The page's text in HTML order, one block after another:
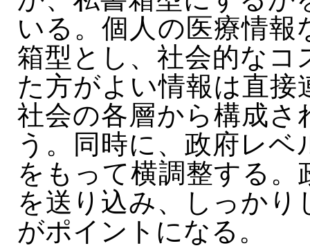
いる。個人の医療情
箱型とし、社会的なコ
た方がよい情報は直
社会の各層から構成さ
う。同時に、政府レ
をもって横調整する
を送り込み、しっか
がポイントになる。